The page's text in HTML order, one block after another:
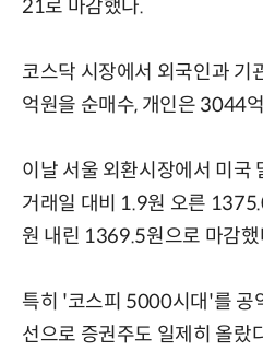
21로 마감했다.
코스닥 시장에서 외국인과
억원을 순매수, 개인은 3044
이날 서울 외환시장에서 미국
거래일 대비 1.9원 오른
원 내린 1369.5원으로 마감했
특히 '코스피 5000시대'를 공
선으로 증권주도 일제히 올랐